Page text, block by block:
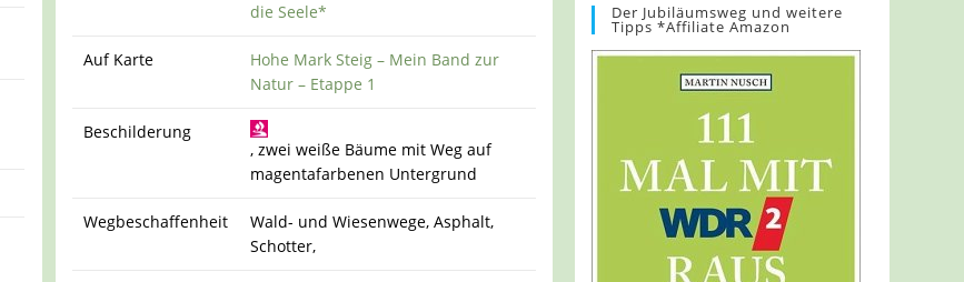
die Seele*
Auf Karte
Hohe Mark Steig – Mein Band zur
Natur – Etappe 1
Beschilderung
, zwei weiße Bäume mit Weg auf
magentafarbenen Untergrund
Wegbeschaffenheit
Wald- und Wiesenwege, Asphalt,
Schotter,
Der Jubiläumsweg und weitere
Tipps *Affiliate Amazon